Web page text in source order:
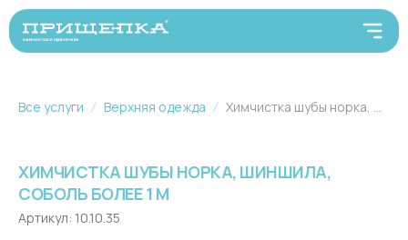
Все услуги Верхняя одежда Химчистка шубы норка, шиншила, соболь более 1 м
ХИМЧИСТКА ШУБЫ НОРКА, ШИНШИЛА,
СОБОЛЬ БОЛЕЕ 1 М
Артикул: 10.10.35